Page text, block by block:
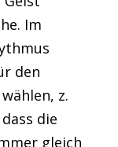
Im
den
z.
die
gleich